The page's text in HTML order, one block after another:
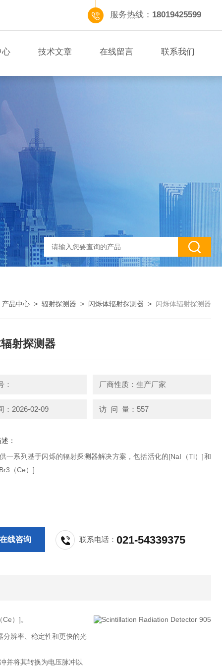
服务热线： 18019425599
心 技术文章 在线留言 联系我们
产品中心 > 辐射探测器 > 闪烁体辐射探测器 > 闪烁体辐射探测器
射探测器
： 厂商性质：生产厂家
：2026-02-09 访 问 量：557
：
一系列基于闪烁的辐射探测器解决方案，包括活化的[NaI（Tl）]和
（Ce）]
在线咨询 联系电话：021-54339375
）]。
分辨率、稳定性和更快的光
并将其转换为电压脉冲以